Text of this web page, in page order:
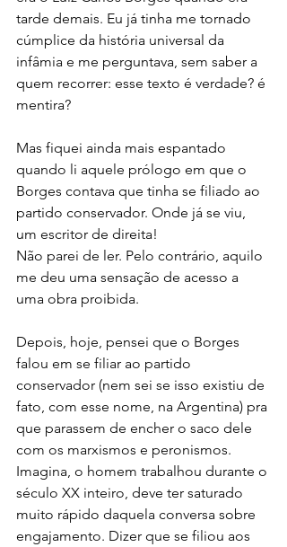
tarde demais. Eu já tinha me tornado
cúmplice da história universal da
infâmia e me perguntava, sem saber a
quem recorrer: esse texto é verdade? é
mentira?
Mas fiquei ainda mais espantado
quando li aquele prólogo em que o
Borges contava que tinha se filiado ao
partido conservador. Onde já se viu,
um escritor de direita!
Não parei de ler. Pelo contrário, aquilo
me deu uma sensação de acesso a
uma obra proibida.
Depois, hoje, pensei que o Borges
falou em se filiar ao partido
conservador (nem sei se isso existiu de
fato, com esse nome, na Argentina) pra
que parassem de encher o saco dele
com os marxismos e peronismos.
Imagina, o homem trabalhou durante o
século XX inteiro, deve ter saturado
muito rápido daquela conversa sobre
engajamento. Dizer que se filiou aos